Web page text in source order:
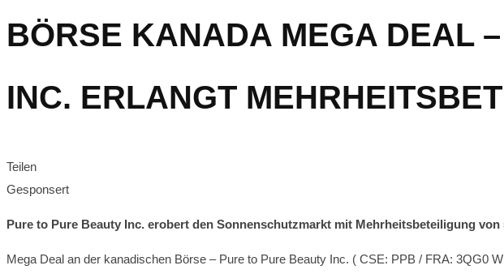
BÖRSE KANADA MEGA DEAL
INC. ERLANGT
Teilen
Gesponsert
Pure to Pure Beauty Inc. erobert den Sonnenschutzmarkt mit Mehrheitsbeteiligung
Mega Deal an der kanadischen Börse – Pure to Pure Beauty Inc. ( CSE: PPB / FRA: 3QG0